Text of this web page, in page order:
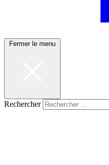
Fermer le menu
Rechercher